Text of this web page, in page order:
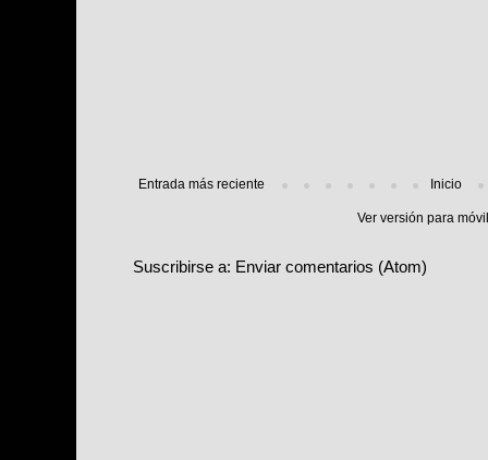
Entrada más reciente Inicio
Ver versión para
Suscribirse a: Enviar comentarios (Atom)